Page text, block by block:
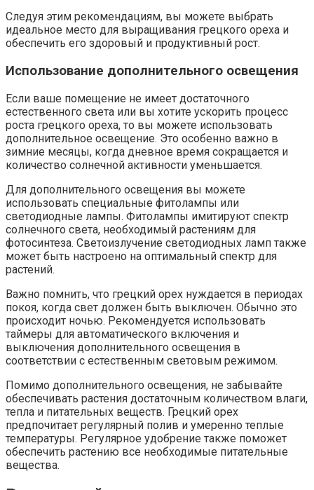
Следуя этим рекомендациям, вы можете выбрать
идеальное место для выращивания грецкого ореха и
обеспечить его здоровый и продуктивный рост.
Использование дополнительного освещения
Если ваше помещение не имеет достаточного
естественного света или вы хотите ускорить процесс
роста грецкого ореха, то вы можете использовать
дополнительное освещение. Это особенно важно в
зимние месяцы, когда дневное время сокращается и
количество солнечной активности уменьшается.
Для дополнительного освещения вы можете
использовать специальные фитолампы или
светодиодные лампы. Фитолампы имитируют спектр
солнечного света, необходимый растениям для
фотосинтеза. Светоизлучение светодиодных ламп также
может быть настроено на оптимальный спектр для
растений.
Важно помнить, что грецкий орех нуждается в периодах
покоя, когда свет должен быть выключен. Обычно это
происходит ночью. Рекомендуется использовать
таймеры для автоматического включения и
выключения дополнительного освещения в
соответствии с естественным световым режимом.
Помимо дополнительного освещения, не забывайте
обеспечивать растения достаточным количеством влаги,
тепла и питательных веществ. Грецкий орех
предпочитает регулярный полив и умеренно теплые
температуры. Регулярное удобрение также поможет
обеспечить растению все необходимые питательные
вещества.